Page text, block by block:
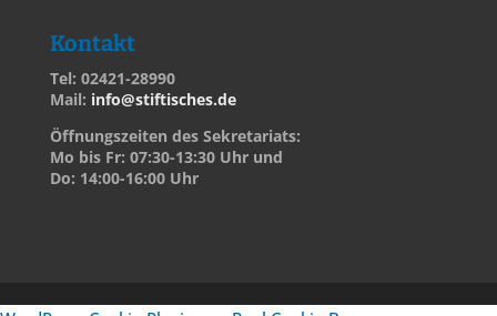
Kontakt
Tel: 02421-28990
Mail: info@stiftisches.de
Öffnungszeiten des Sekretariats:
Mo bis Fr: 07:30-13:30 Uhr und
Do: 14:00-16:00 Uhr